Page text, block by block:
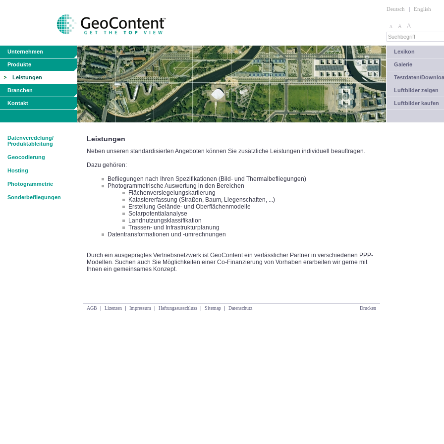
Deutsch | English
Unternehmen
Produkte
Leistungen
Branchen
Kontakt
Lexikon
Galerie
Testdaten/
Luftbilder zeigen
Luftbilder kaufen
Datenveredelung/
Produktableitung
Geocodierung
Hosting
Photogrammetrie
Sonderbefliegungen
Leistungen
Neben unseren standardisierten Angeboten können Sie zusätzliche Leistungen individuell beauftragen.
Dazu gehören:
Befliegungen nach Ihren Spezifikationen (Bild- und Thermalbefliegungen)
Photogrammetrische Auswertung in den Bereichen
Flächenversiegelungskartierung
Katastererfassung (Straßen, Baum, Liegenschaften, ...)
Erstellung Gelände- und Oberflächenmodelle
Solarpotentialanalyse
Landnutzungsklassifikation
Trassen- und Infrastrukturplanung
Datentransformationen und -umrechnungen
Durch ein ausgeprägtes Vertriebsnetzwerk ist GeoContent ein verlässlicher Partner in verschiedenen PPP-
Modellen. Suchen auch Sie Möglichkeiten einer Co-Finanzierung von Vorhaben erarbeiten wir gerne mit
Ihnen ein gemeinsames Konzept.
AGB | Lizenzen | Impressum | Haftungsausschluss | Sitemap | Datenschutz Drucken